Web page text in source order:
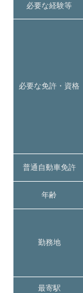
必要な経験等
必要な免許・資格
普通自動車免許
年齢
勤務地
最寄駅